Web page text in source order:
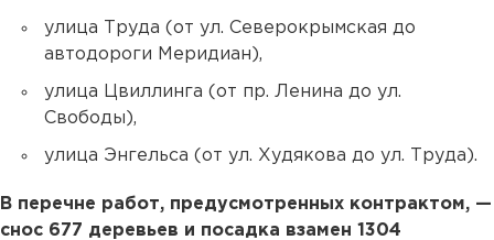
улица Труда (от ул. Северокрымская до
автодороги Меридиан),
улица Цвиллинга (от пр. Ленина до ул.
Свободы),
улица Энгельса (от ул. Худякова до ул. Труда).
В перечне работ, предусмотренных контрактом, —
снос 677 деревьев и посадка взамен 1304